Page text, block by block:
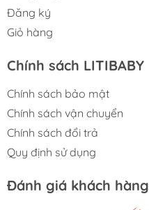
Đăng ký
Giỏ hàng
Chính sách LITIBABY
Chính sách bảo mật
Chính sách vận chuyển
Chính sách đổi trả
Quy định sử dụng
Đánh giá khách hàng